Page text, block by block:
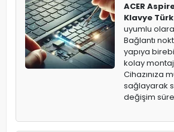
ACER
Klavye
uyumlu
Bağlantı
yapıya
kolay
Cihazınıza
sağlayarak
değişim